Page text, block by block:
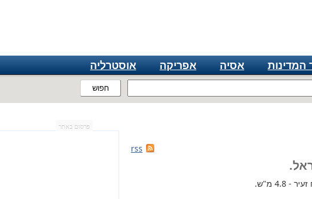
חפוש
המדינות אסיה אפריקה אוסטרליה
rss
4.8 מ"ש.
פרסום באתר